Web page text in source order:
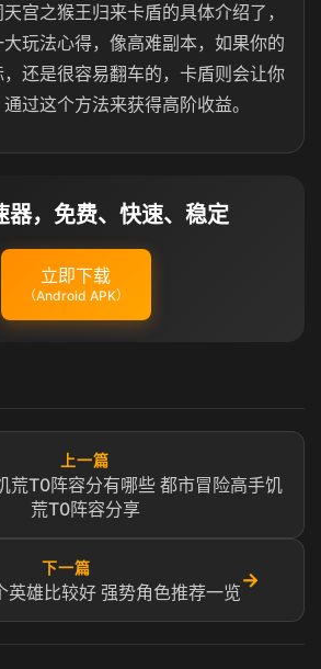
宫之猴王归来卡盾的具体介绍了，
玩法心得，像高难副本，如果你的
还是很容易翻车的，卡盾则会让你
过这个方法来获得高阶收益。
器，免费、快速、稳定
立即下载
（Android APK）
上一篇
荒T0阵容分有哪些 都市冒险高手饥
荒T0阵容分享
下一篇
英雄比较好 强势角色推荐一览
→